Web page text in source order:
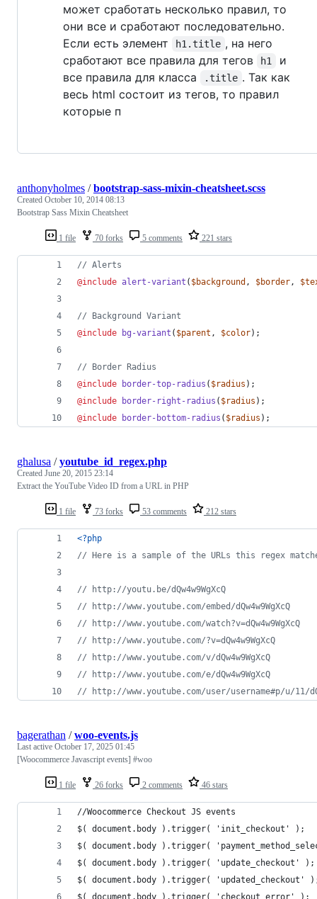
может сработать несколько правил, то
они все и сработают последовательно.
Если есть элемент
h1.title , на него
сработают все правила для тегов
h1
и
все правила для класса
.title . Так как
весь html состоит из тегов, то правил
которые п
1 file 70 forks 5 comments 221 stars
anthonyholmes /bootstrap-sass-mixin-cheatsheet.scss
Created October 10, 2014 08:13
Bootstrap Sass Mixin Cheatsheet
// Alerts
@include alert-variant ( $background , $border,
// Background Variant
@include
bg-variant ( $parent , $color);
// Border Radius
@include
border-top-radius ( $radius );
@include
border-right-radius ( $radius );
@include
border-bottom-radius ( $radius );
1 file 73 forks 53 comments 212 stars
ghalusa /youtube_id_regex.php
Created June 20, 2015 23:14
Extract the YouTube Video ID from a URL in PHP
<?php
// Here is a sample of the URLs this regex
// http://youtu.be/dQw4w9WgXcQ
// http://www.youtube.com/embed/dQw4w9WgXcQ
// http://www.youtube.com/watch?v=dQw4w9WgXcQ
// http://www.youtube.com/?v=dQw4w9WgXcQ
// http://www.youtube.com/v/dQw4w9WgXcQ
// http://www.youtube.com/e/dQw4w9WgXcQ
// http://www.youtube.com/user/username#p/u/11/
1 file 26 forks 2 comments 46 stars
bagerathan /woo-events.js
Last active October 17, 2025 01:45
[Woocommerce Javascript events] #woo
//Woocommerce Checkout JS events
$( document.body ).trigger( 'init_checkout' );
$( document.body ).trigger(
$( document.body ).trigger( 'update_checkout' );
$( document.body ).trigger( 'updated_checkout'
$( document.body ).trigger( 'checkout_error' );